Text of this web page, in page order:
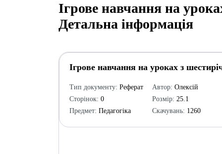
Ігрове навчання на
Детальна інформація
Ігрове навчання на уроках з
Тип документу: Реферат
Сторінок: 0
Предмет: Педагогіка
Автор: Олексій
Розмір: 25.1
Скачувань: 1260